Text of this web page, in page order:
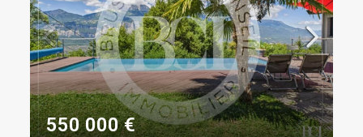
550 000 €